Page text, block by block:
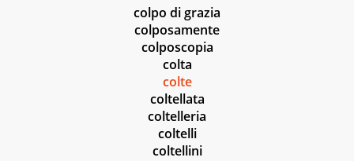
colpo di grazia
colposamente
colposcopia
colta
colte
coltellata
coltelleria
coltelli
coltellini